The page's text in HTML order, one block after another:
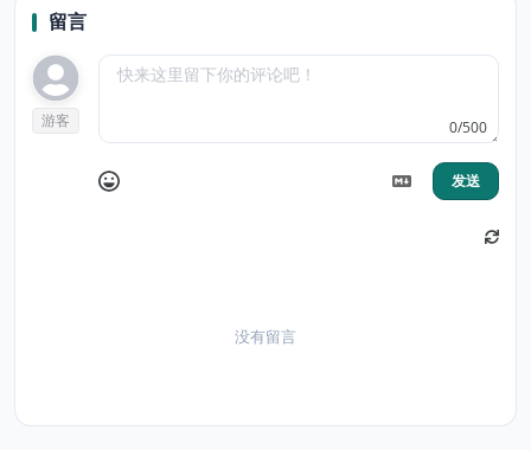
留言
游客 0/500
发送
没有留言